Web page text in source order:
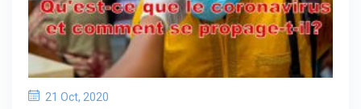
21 Oct, 2020